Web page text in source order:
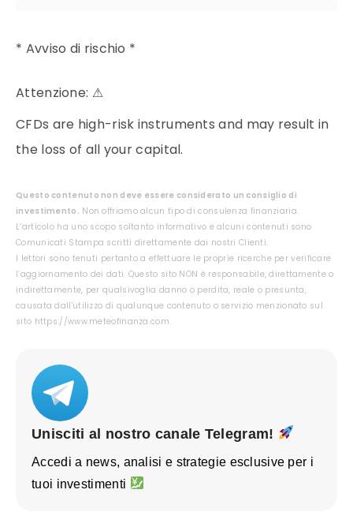
* Avviso di rischio *
Attenzione: ⚠
CFDs are high-risk instruments and may result in
the loss of all your capital.
Questo contenuto non deve essere considerato un consiglio di
investimento. Non offriamo alcun tipo di consulenza finanziaria.
L’articolo ha uno scopo soltanto informativo e alcuni contenuti sono
Comunicati Stampa scritti direttamente dai nostri Clienti.
I lettori sono tenuti pertanto a effettuare le proprie ricerche per verificare
l’aggiornamento dei dati. Questo sito NON è responsabile, direttamente o
indirettamente, per qualsivoglia danno o perdita, reale o presunta,
causata dall'utilizzo di qualunque contenuto o servizio menzionato sul
sito https://www.meteofinanza.com.
Unisciti al nostro canale Telegram!
Accedi a news, analisi e strategie esclusive per i
tuoi investimenti